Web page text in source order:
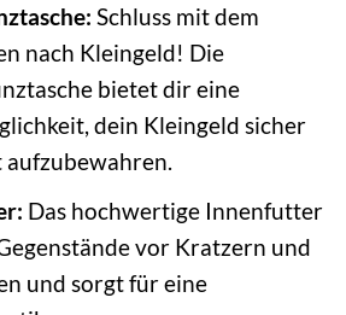
Schluss mit dem
nach Kleingeld! Die
bietet dir eine
dein Kleingeld sicher
Das hochwertige Innenfutter
vor Kratzern und
und sorgt für eine